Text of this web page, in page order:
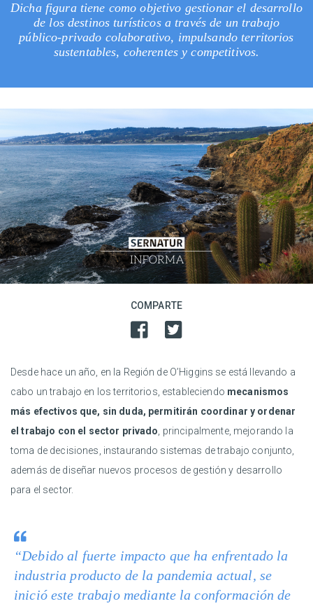
Dicha figura tiene como objetivo gestionar el desarrollo
de los destinos turísticos a través de un trabajo
público-privado colaborativo, impulsando territorios
sustentables, coherentes y competitivos.
COMPARTE
Desde hace un año, en la Región de O’Higgins se está llevando a
cabo un trabajo en los territorios, estableciendo mecanismos
más efectivos que, sin duda, permitirán coordinar y ordenar
el trabajo con el sector privado , principalmente, mejorando la
toma de decisiones, instaurando sistemas de trabajo conjunto,
además de diseñar nuevos procesos de gestión y desarrollo
para el sector.
“Debido al fuerte impacto que ha enfrentado la
industria producto de la pandemia actual, se
inició este trabajo mediante la conformación de